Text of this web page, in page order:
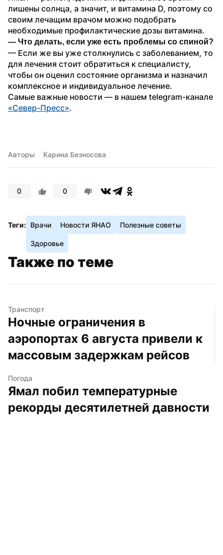
лишены солнца, а значит, и витамина D, поэтому со
своим лечащим врачом можно подобрать
необходимые профилактические дозы витамина.
— Если же вы уже столкнулись с заболеванием, то
для лечения стоит обратиться к специалисту,
чтобы он оценил состояние организма и назначил
комплексное и индивидуальное лечение.
«Север-Пресс».
Авторы Карина Безносова
0 0
Теги: Врачи Новости ЯНАО Полезные советы
Здоровье
Также по теме
Транспорт
Ночные ограничения в
аэропортах 6 августа привели к
массовым задержкам рейсов
Погода
Ямал побил температурные
рекорды десятилетней давности